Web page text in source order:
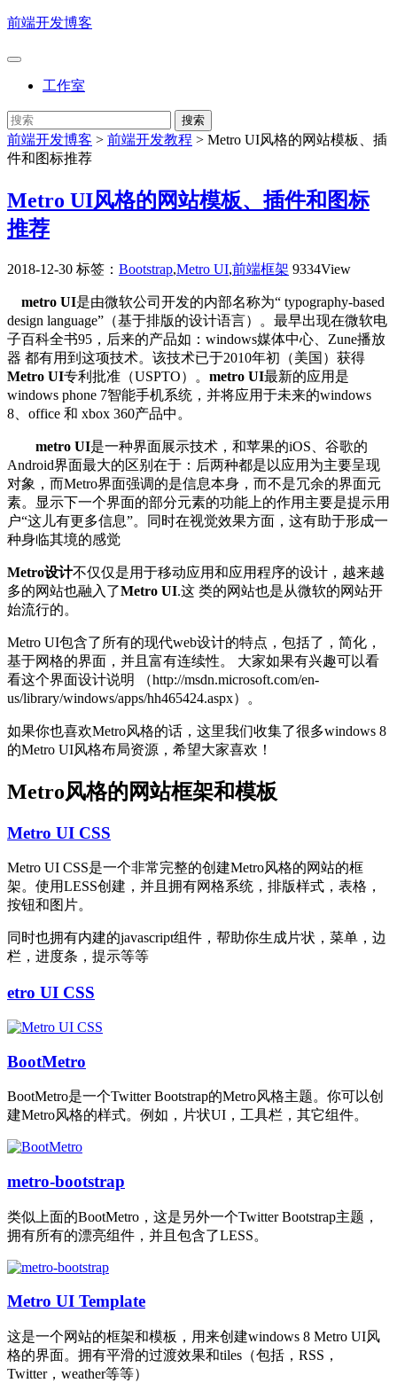
前端开发博客
工作室
前端开发博客 > 前端开发教程 > Metro UI风格的网站模板、插
件和图标推荐
Metro UI风格的网站模板、插件和图标
推荐
2018-12-30 标签： Bootstrap,Metro UI,前端框架 9334View
metro UI是由微软公司开发的内部名称为“ typography-based
design language”（基于排版的设计语言）。最早出现在微软电
子百科全书95，后来的产品如：windows媒体中心、Zune播放
器 都有用到这项技术。该技术已于2010年初（美国）获得
Metro UI专利批准（USPTO）。 metro UI最新的应用是
windows phone 7智能手机系统，并将应用于未来的windows
8、office 和 xbox 360产品中。
metro UI是一种界面展示技术，和苹果的iOS、谷歌的
Android界面最大的区别在于：后两种都是以应用为主要呈现
对象，而Metro界面强调的是信息本身，而不是冗余的界面元
素。显示下一个界面的部分元素的功能上的作用主要是提示用
户“这儿有更多信息”。同时在视觉效果方面，这有助于形成一
种身临其境的感觉
Metro设计不仅仅是用于移动应用和应用程序的设计，越来越
多的网站也融入了Metro UI.这 类的网站也是从微软的网站开
始流行的。
Metro UI包含了所有的现代web设计的特点，包括了，简化，
基于网格的界面，并且富有连续性。 大家如果有兴趣可以看
看这个界面设计说明 （http://msdn.microsoft.com/en-
us/library/windows/apps/hh465424.aspx）。
如果你也喜欢Metro风格的话，这里我们收集了很多windows 8
的Metro UI风格布局资源，希望大家喜欢！
Metro风格的网站框架和模板
Metro UI CSS
Metro UI CSS是一个非常完整的创建Metro风格的网站的框
架。使用LESS创建，并且拥有网格系统，排版样式，表格，
按钮和图片。
同时也拥有内建的javascript组件，帮助你生成片状，菜单，边
栏，进度条，提示等等
etro UI CSS
BootMetro
BootMetro是一个Twitter Bootstrap的Metro风格主题。你可以创
建Metro风格的样式。例如，片状UI，工具栏，其它组件。
metro-bootstrap
类似上面的BootMetro，这是另外一个Twitter Bootstrap主题，
拥有所有的漂亮组件，并且包含了LESS。
Metro UI Template
这是一个网站的框架和模板，用来创建windows 8 Metro UI风
格的界面。拥有平滑的过渡效果和tiles（包括，RSS，
Twitter，weather等等）